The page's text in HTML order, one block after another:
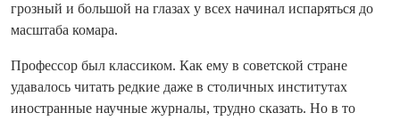
грозный и большой на глазах у всех начинал испаряться до
масштаба комара.
Профессор был классиком. Как ему в советской стране
удавалось читать редкие даже в столичных институтах
иностранные научные журналы, трудно сказать. Но в то